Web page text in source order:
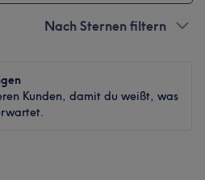
Nach Sternen filtern
Kunden, damit du weißt, was